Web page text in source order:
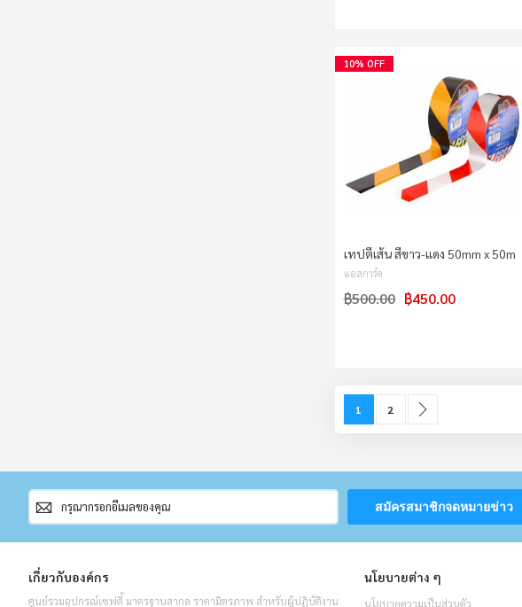
10% OFF
เทปตีเส้น สีขาว-แดง 50mm x 50m
แอสการ์ด
฿450.00
฿500.00
You're currently reading page
1 Page
2
สมัคร
สมาชิก
จดหมาย
ข่าว
สมัครสมาชิกจดหมายข่าว
เกี่ยวกับองค์กร
ศูนย์รวมอุปกรณ์เซฟตี้ มาตรฐานสากล ราคามิตรภาพ สำหรับผู้ปฏิบัติงาน
นโยบายต่าง ๆ
นโยบายความเป็นส่วนตัว